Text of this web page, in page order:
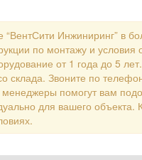
“ВентСити Инжиниринг” в
по монтажу и
от 1 года до 5
склада. Звоните по
помогут вам
для вашего